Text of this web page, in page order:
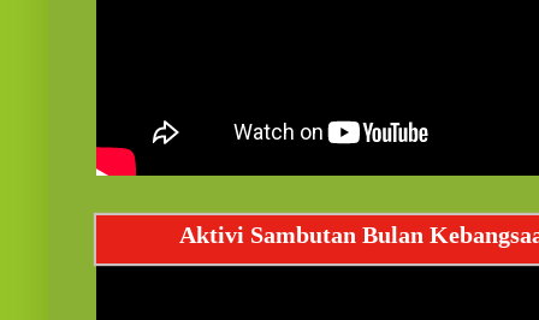
Aktivi Sambutan Bulan